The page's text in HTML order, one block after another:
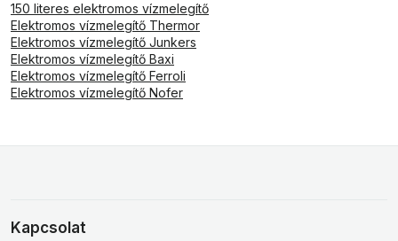
150 literes elektromos vízmelegítő
Elektromos vízmelegítő Thermor
Elektromos vízmelegítő Junkers
Elektromos vízmelegítő Baxi
Elektromos vízmelegítő Ferroli
Elektromos vízmelegítő Nofer
Kapcsolat